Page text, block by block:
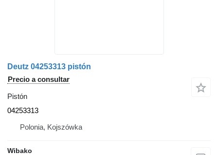
Deutz 04253313 pistón
Precio a consultar
Pistón
04253313
Polonia, Kojszówka
Wibako